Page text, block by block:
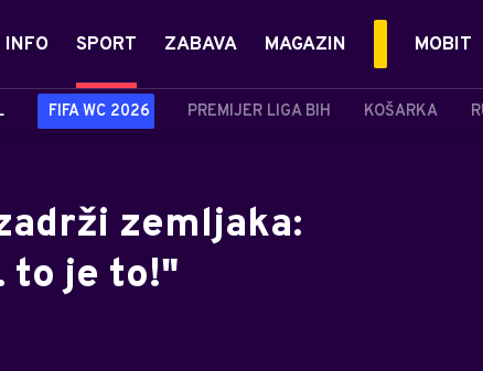
INFO SPORT
FIFA WC 2026 PREMIJER LIGA BIH KOŠARKA
ZABAVA MAGAZIN MOBIT
zemljaka:
to je to!"